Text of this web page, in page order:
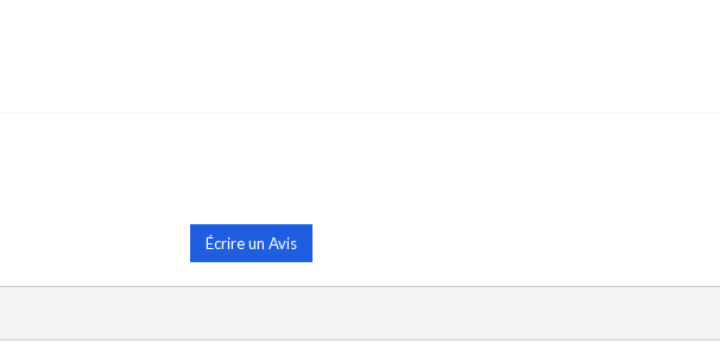
Écrire un Avis